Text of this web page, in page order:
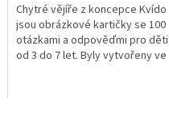
Chytré vějíře z koncepce Kvído
jsou obrázkové kartičky se 100
otázkami a odpověďmi pro děti
od 3 do 7 let. Byly vytvořeny ve